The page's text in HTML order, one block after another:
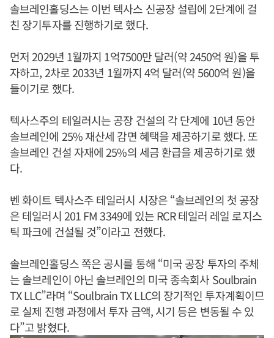
솔브레인홀딩스는 이번 텍사스 신공장 설립에 2단계에 걸
친 장기투자를 진행하기로 했다.
먼저 2029년 1월까지 1억7500만 달러(약 2450억 원)을 투
자하고, 2차로 2033년 1월까지 4억 달러(약 5600억 원)을
들이기로 했다.
텍사스주의 테일러시는 공장 건설의 각 단계에 10년 동안
솔브레인에 25% 재산세 감면 혜택을 제공하기로 했다. 또
솔브레인 건설 자재에 25%의 세금 환급을 제공하기로 했
다.
벤 화이트 텍사스주 테일러시 시장은 “솔브레인의 첫 공장
은 테일러시 201 FM 3349에 있는 RCR 테일러 레일 로지스
틱 파크에 건설될 것”이라고 전했다.
솔브레인홀딩스 쪽은 공시를 통해 “미국 공장 투자의 주체
는 솔브레인이 아닌 솔브레인의 미국 종속회사 Soulbrain
TX LLC”라며 “Soulbrain TX LLC의 장기적인 투자계획이므
로 실제 진행 과정에서 투자 금액, 시기 등은 변동될 수 있
다”고 밝혔다.